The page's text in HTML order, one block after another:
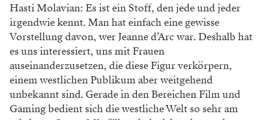
Hasti Molavian: Es ist ein Stoff, den jede und jeder
irgendwie kennt. Man hat einfach eine gewisse
Vorstellung davon, wer Jeanne d’Arc war. Deshalb hat
es uns interessiert, uns mit Frauen
auseinanderzusetzen, die diese Figur verkörpern,
einem westlichen Publikum aber weitgehend
unbekannt sind. Gerade in den Bereichen Film und
Gaming bedient sich die westliche Welt so sehr am